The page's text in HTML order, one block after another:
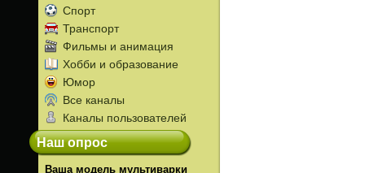
Спорт
Транспорт
Фильмы и анимация
Хобби и образование
Юмор
Все каналы
Каналы пользователей
Наш опрос
Ваша модель мультиварки